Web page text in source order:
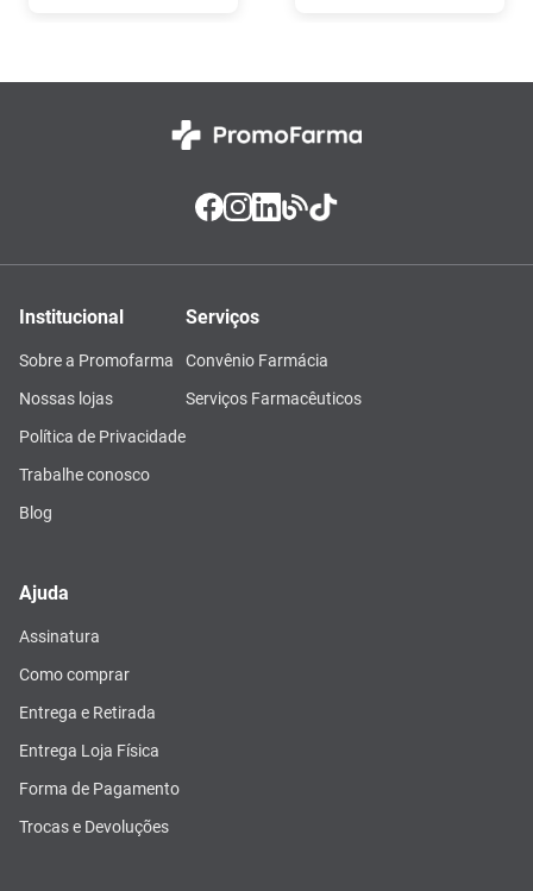
Institucional
Sobre a Promofarma
Nossas lojas
Política de Privacidade
Trabalhe conosco
Blog
Serviços
Convênio Farmácia
Serviços Farmacêuticos
Ajuda
Assinatura
Como comprar
Entrega e Retirada
Entrega Loja Física
Forma de Pagamento
Trocas e Devoluções